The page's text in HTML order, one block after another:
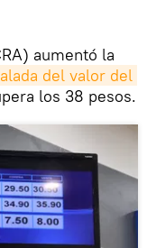
aumentó la
del valor del
los 38 pesos.